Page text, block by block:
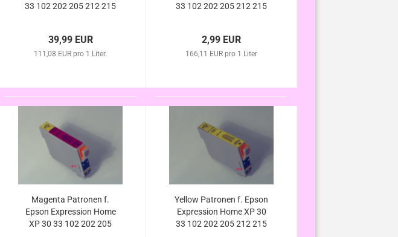
33 102 202 205 212 215
T1812 T1813 T1814
T1801 - T1804
39,99 EUR
111,08 EUR pro 1 Liter.
33 102 202 205 212 215
T1801 kompatibel
2,99 EUR
166,11 EUR pro 1 Liter
Magenta Patronen f.
Epson Expression Home
XP 30 33 102 202 205
Yellow Patronen f. Epson
Expression Home XP 30
33 102 202 205 212 215